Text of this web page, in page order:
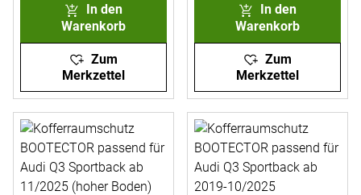
In den
Warenkorb
Zum
Merkzettel
In den
Warenkorb
Zum
Merkzettel